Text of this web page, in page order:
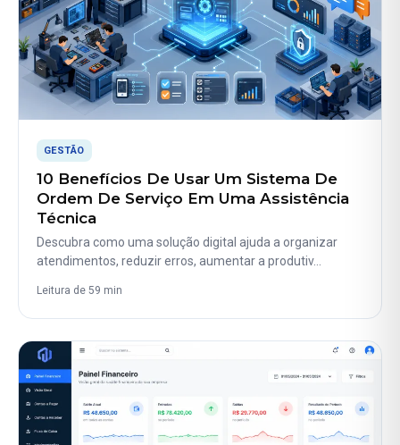
GESTÃO
10 Benefícios De Usar Um Sistema De
Ordem De Serviço Em Uma Assistência
Técnica
Descubra como uma solução digital ajuda a organizar
atendimentos, reduzir erros, aumentar a produtiv…
Leitura de 59 min